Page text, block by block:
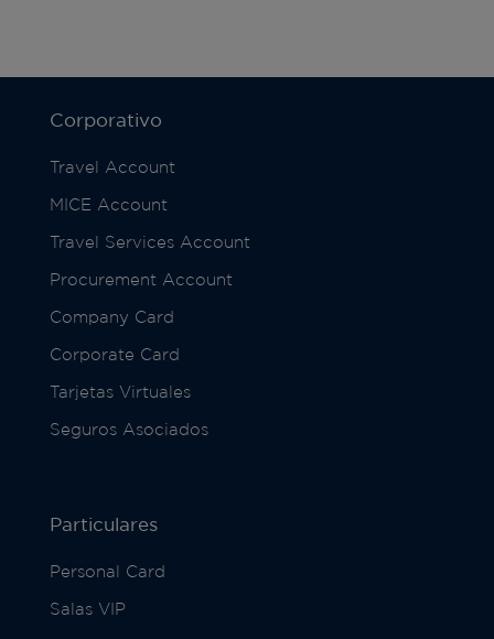
Corporativo
Travel Account
MICE Account
Travel Services Account
Procurement Account
Company Card
Corporate Card
Tarjetas Virtuales
Seguros Asociados
Particulares
Personal Card
Salas VIP